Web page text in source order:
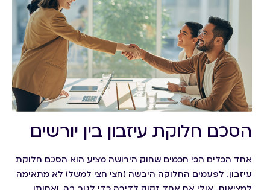
הסכם חלוקת עיזבון בין יורשים
אחד הכלים הכי חכמים שחוק הירושה מציע הוא הסכם חלוקת
עיזבון. לפעמים החלוקה היבשה (חצי חצי למשל) לא מתאימה